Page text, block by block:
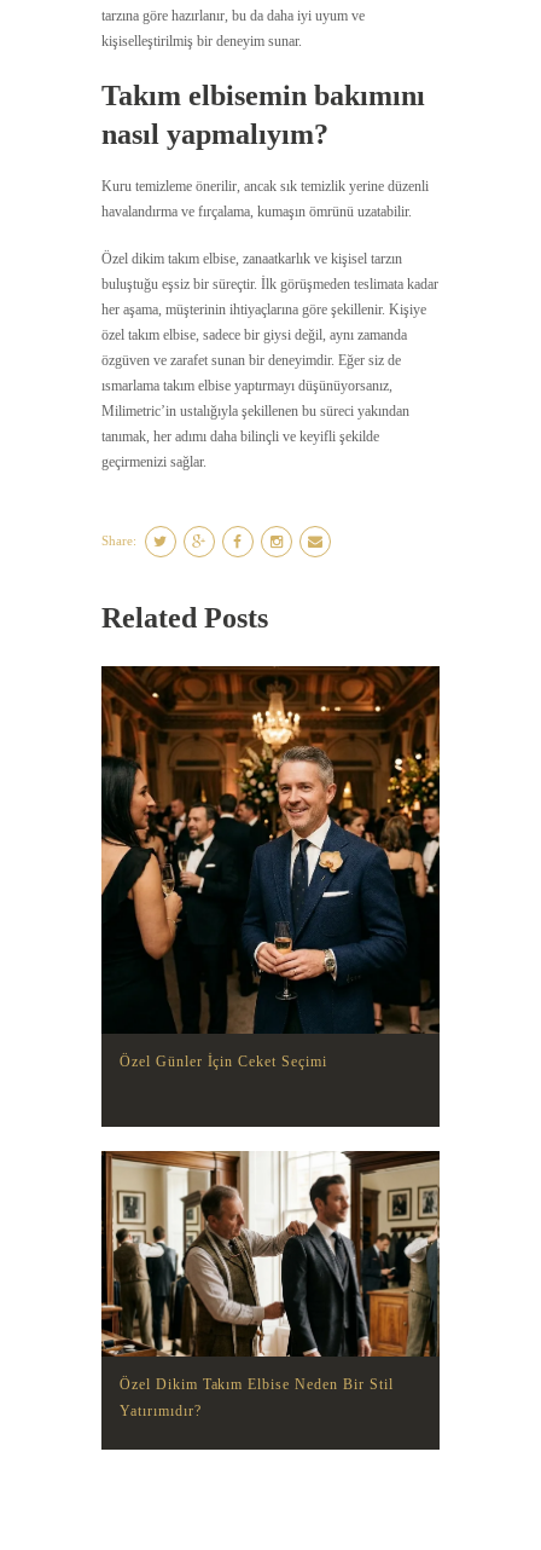
tarzına göre hazırlanır, bu da daha iyi uyum ve
kişiselleştirilmiş bir deneyim sunar.
Takım elbisemin bakımını
nasıl yapmalıyım?
Kuru temizleme önerilir, ancak sık temizlik yerine düzenli
havalandırma ve fırçalama, kumaşın ömrünü uzatabilir.
Özel dikim takım elbise, zanaatkarlık ve kişisel tarzın
buluştuğu eşsiz bir süreçtir. İlk görüşmeden teslimata kadar
her aşama, müşterinin ihtiyaçlarına göre şekillenir. Kişiye
özel takım elbise, sadece bir giysi değil, aynı zamanda
özgüven ve zarafet sunan bir deneyimdir. Eğer siz de
ısmarlama takım elbise yaptırmayı düşünüyorsanız,
Milimetric’in ustalığıyla şekillenen bu süreci yakından
tanımak, her adımı daha bilinçli ve keyifli şekilde
geçirmenizi sağlar.
Share:
Related Posts
Özel Günler İçin Ceket Seçimi
Özel Dikim Takım Elbise Neden Bir Stil
Yatırımıdır?